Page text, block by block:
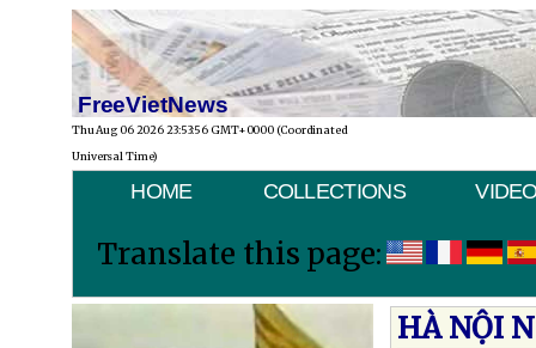
FreeVietNews
Thu Aug 06 2026 23:53:56 GMT+0000 (Coordinated
Universal Time)
HOME COLLECTIONS
Translate this page:
HÀ NỘI